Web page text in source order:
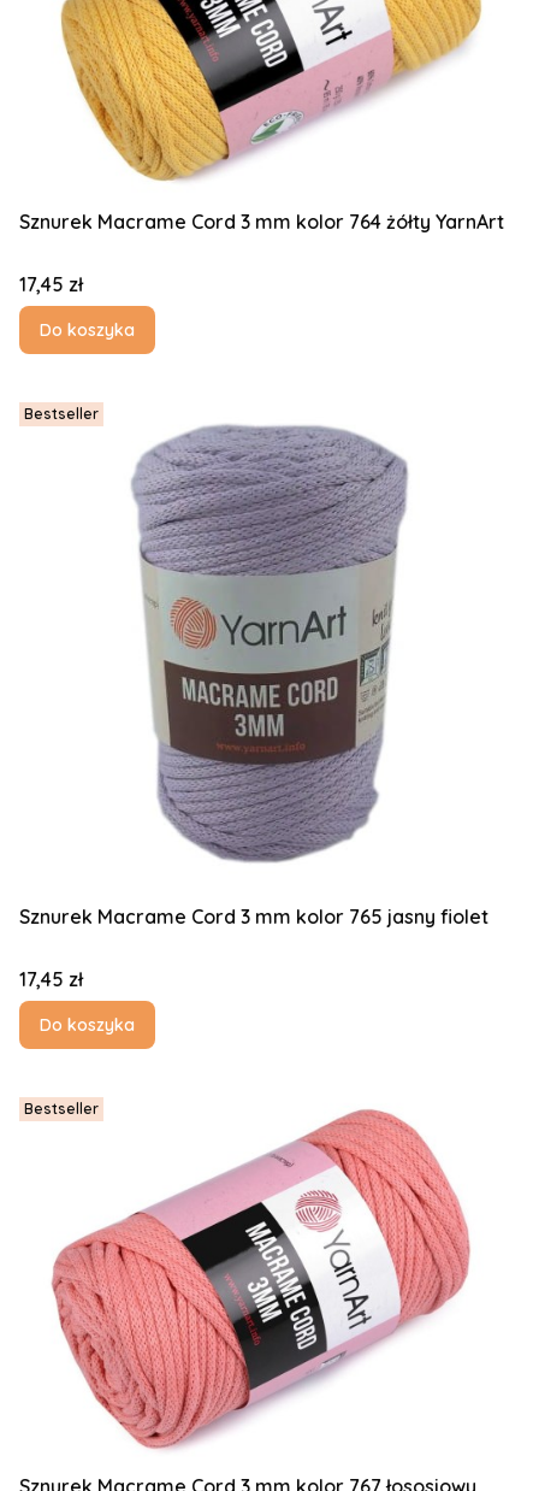
Sznurek Macrame Cord 3 mm kolor 764 żółty YarnArt
Cena
17,45 zł
Do koszyka
Bestseller
Sznurek Macrame Cord 3 mm kolor 765 jasny fiolet
Cena
17,45 zł
Do koszyka
Bestseller
Sznurek Macrame Cord 3 mm kolor 767 łososiowy